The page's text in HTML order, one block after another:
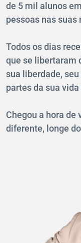
de 5 mil alunos
pessoas nas suas
Todos os dias
que se libertaram
sua liberdade,
partes da sua
Chegou a hora de
diferente, longe